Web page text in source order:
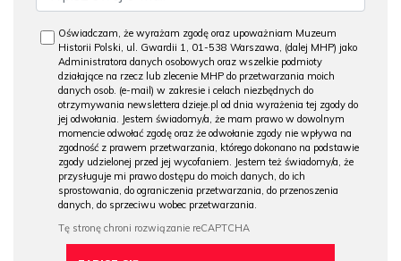
Oświadczam, że wyrażam zgodę oraz upoważniam Muzeum
Historii Polski, ul. Gwardii 1, 01-538 Warszawa, (dalej MHP) jako
Administratora danych osobowych oraz wszelkie podmioty
działające na rzecz lub zlecenie MHP do przetwarzania moich
danych osob. (e-mail) w zakresie i celach niezbędnych do
otrzymywania newslettera dzieje.pl od dnia wyrażenia tej zgody do
jej odwołania. Jestem świadomy/a, że mam prawo w dowolnym
momencie odwołać zgodę oraz że odwołanie zgody nie wpływa na
zgodność z prawem przetwarzania, którego dokonano na podstawie
zgody udzielonej przed jej wycofaniem. Jestem też świadomy/a, że
przysługuje mi prawo dostępu do moich danych, do ich
sprostowania, do ograniczenia przetwarzania, do przenoszenia
danych, do sprzeciwu wobec przetwarzania.